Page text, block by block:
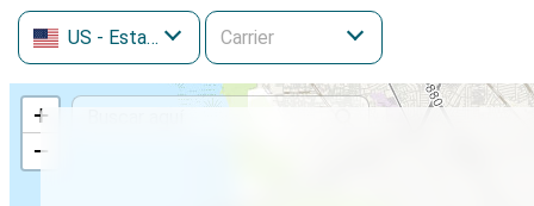
US - Estados Unidos
+
−